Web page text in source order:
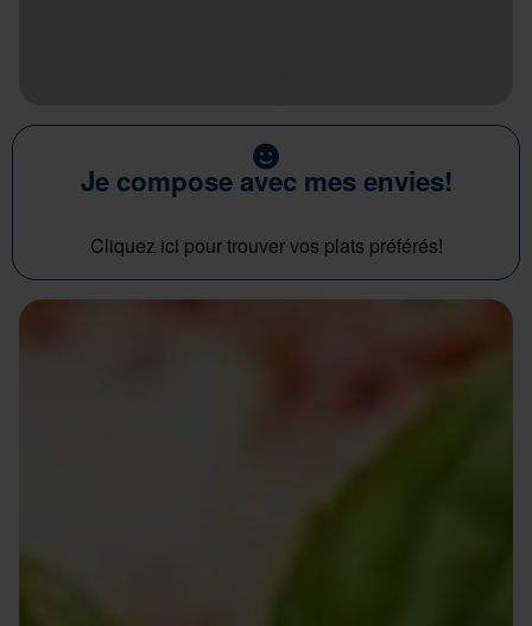
Je compose avec mes envies!
Cliquez ici pour trouver vos plats préférés!